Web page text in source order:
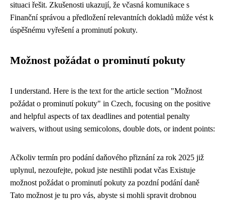
situaci řešit. Zkušenosti ukazují, že včasná komunikace s
Finanční správou a předložení relevantních dokladů může vést k
úspěšnému vyřešení a prominutí pokuty.
Možnost požádat o prominutí pokuty
I understand. Here is the text for the article section "Možnost
požádat o prominutí pokuty" in Czech, focusing on the positive
and helpful aspects of tax deadlines and potential penalty
waivers, without using semicolons, double dots, or indent points:
Ačkoliv termín pro podání daňového přiznání za rok 2025 již
uplynul, nezoufejte, pokud jste nestihli podat včas Existuje
možnost požádat o prominutí pokuty za pozdní podání daně
Tato možnost je tu pro vás, abyste si mohli spravit drobnou